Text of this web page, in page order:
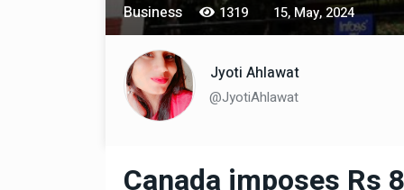
Business
1319 15, May, 2024
Jyoti Ahlawat
@JyotiAhlawat
Canada imposes Rs
Docker Sandboxes
AI Coding Agents Ke
Automobile
इवेको ग्रुप इतालवी सेना को
29 , Dec , 2024